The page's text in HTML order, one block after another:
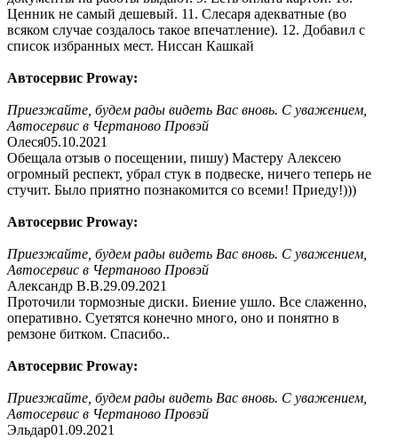
Ценник не самый дешевый. 11. Слесаря адекватные (во
всяком случае создалось такое впечатление). 12. Добавил с
список избранных мест. Ниссан Кашкай
Автосервис Proway:
Приезжайте, будем рады видеть Вас вновь. С уважением,
Автосервис в Чертаново Провэй
Олеся05.10.2021
Обещала отзыв о посещении, пишу) Мастеру Алексею
огромный респект, убрал стук в подвеске, ничего теперь не
стучит. Было приятно познакомится со всеми! Приеду!)))
Автосервис Proway:
Приезжайте, будем рады видеть Вас вновь. С уважением,
Автосервис в Чертаново Провэй
Александр В.В.29.09.2021
Проточили тормозные диски. Биение ушло. Все слаженно,
оперативно. Суетятся конечно много, оно и понятно в
ремзоне битком. Спасибо..
Автосервис Proway:
Приезжайте, будем рады видеть Вас вновь. С уважением,
Автосервис в Чертаново Провэй
Эльдар01.09.2021